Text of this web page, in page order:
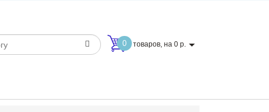
0 товаров, на 0 р.